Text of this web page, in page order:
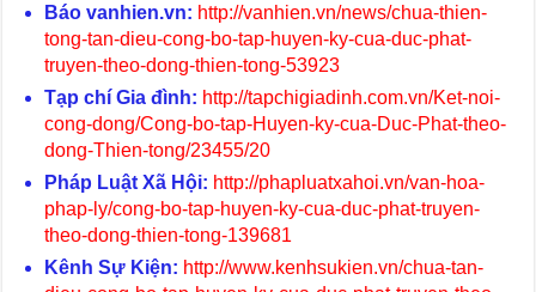
Báo vanhien.vn: http://vanhien.vn/news/chua-thien-
tong-tan-dieu-cong-bo-tap-huyen-ky-cua-duc-phat-
truyen-theo-dong-thien-tong-53923
Tạp chí Gia đình: http://tapchigiadinh.com.vn/Ket-noi-
cong-dong/Cong-bo-tap-Huyen-ky-cua-Duc-Phat-theo-
dong-Thien-tong/23455/20
Pháp Luật Xã Hội: http://phapluatxahoi.vn/van-hoa-
phap-ly/cong-bo-tap-huyen-ky-cua-duc-phat-truyen-
theo-dong-thien-tong-139681
Kênh Sự Kiện: http://www.kenhsukien.vn/chua-tan-